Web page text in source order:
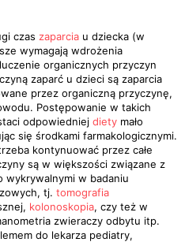
czas zaparcia u dziecka (w
wymagają wdrożenia
organicznych przyczyn
zaparć u dzieci są zaparcia
przez organiczną przyczynę,
Postępowanie w takich
odpowiedniej diety mało
się środkami farmakologicznymi.
kontynuować przez całe
są w większości związane z
wykrywalnymi w badaniu
tj. tomografia
kolonoskopia, czy też w
zwieraczy odbytu itp.
do lekarza pediatry,